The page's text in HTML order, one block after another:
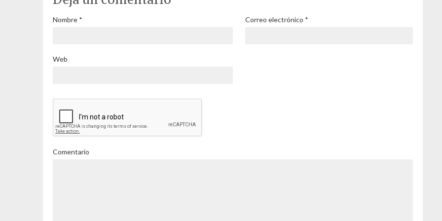
Nombre * Correo electrónico *
Web
Comentario